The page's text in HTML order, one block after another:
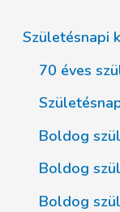
Születésnapi
70 éves
Boldog
Boldog
Boldog